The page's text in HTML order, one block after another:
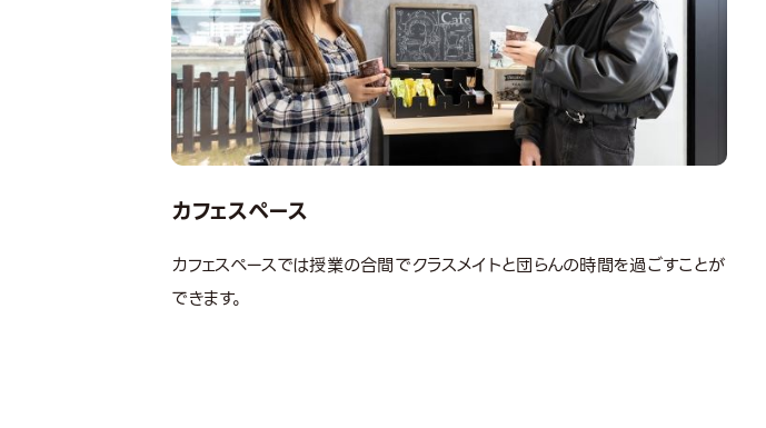
カフェスペース
カフェスペースでは授業の合間でクラスメイトと団らんの時間を過ごすことが
できます。